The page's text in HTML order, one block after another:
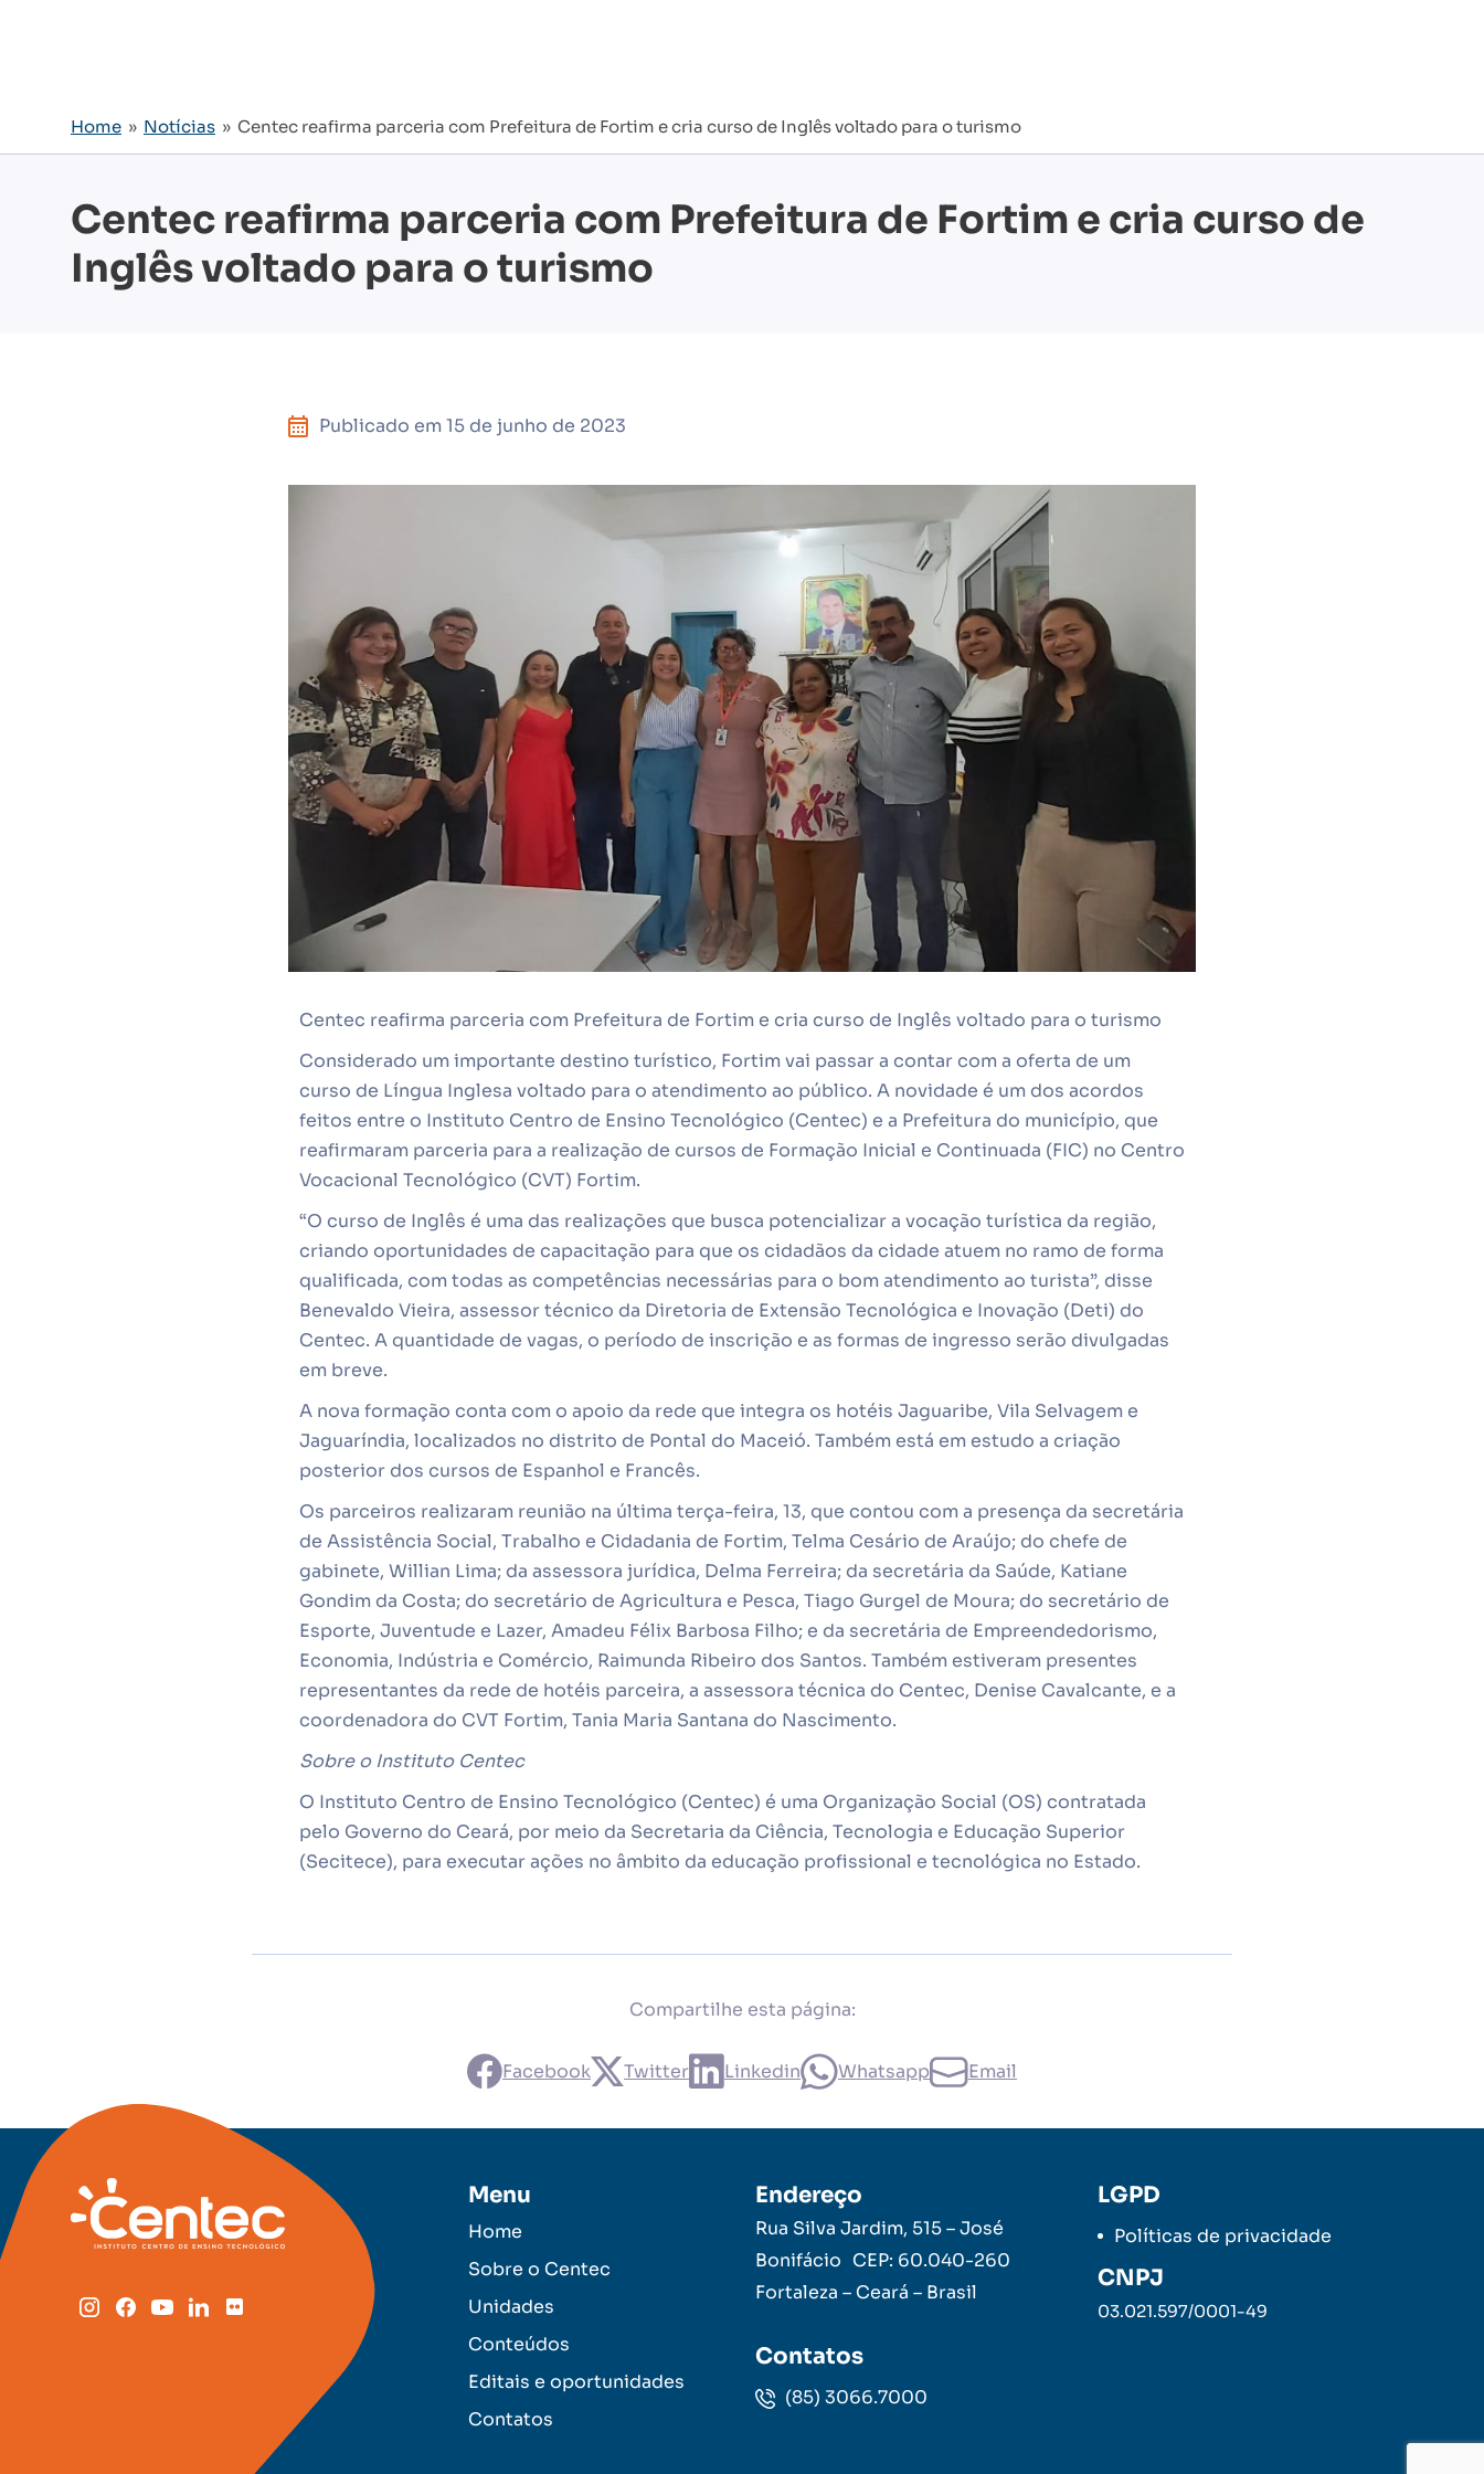
Home » Notícias » Centec reafirma parceria com Prefeitura de Fortim e cria curso de Inglês voltado para o turismo
Centec reafirma parceria com Prefeitura de Fortim e cria curso de
Inglês voltado para o turismo
Publicado em 15 de junho de 2023
Centec reafirma parceria com Prefeitura de Fortim e cria curso de Inglês voltado para o turismo
Considerado um importante destino turístico, Fortim vai passar a contar com a oferta de um
curso de Língua Inglesa voltado para o atendimento ao público. A novidade é um dos acordos
feitos entre o Instituto Centro de Ensino Tecnológico (Centec) e a Prefeitura do município, que
reafirmaram parceria para a realização de cursos de Formação Inicial e Continuada (FIC) no Centro
Vocacional Tecnológico (CVT) Fortim.
“O curso de Inglês é uma das realizações que busca potencializar a vocação turística da região,
criando oportunidades de capacitação para que os cidadãos da cidade atuem no ramo de forma
qualificada, com todas as competências necessárias para o bom atendimento ao turista”, disse
Benevaldo Vieira, assessor técnico da Diretoria de Extensão Tecnológica e Inovação (Deti) do
Centec. A quantidade de vagas, o período de inscrição e as formas de ingresso serão divulgadas
em breve.
A nova formação conta com o apoio da rede que integra os hotéis Jaguaribe, Vila Selvagem e
Jaguaríndia, localizados no distrito de Pontal do Maceió. Também está em estudo a criação
posterior dos cursos de Espanhol e Francês.
Os parceiros realizaram reunião na última terça-feira, 13, que contou com a presença da secretária
de Assistência Social, Trabalho e Cidadania de Fortim, Telma Cesário de Araújo; do chefe de
gabinete, Willian Lima; da assessora jurídica, Delma Ferreira; da secretária da Saúde, Katiane
Gondim da Costa; do secretário de Agricultura e Pesca, Tiago Gurgel de Moura; do secretário de
Esporte, Juventude e Lazer, Amadeu Félix Barbosa Filho; e da secretária de Empreendedorismo,
Economia, Indústria e Comércio, Raimunda Ribeiro dos Santos. Também estiveram presentes
representantes da rede de hotéis parceira, a assessora técnica do Centec, Denise Cavalcante, e a
coordenadora do CVT Fortim, Tania Maria Santana do Nascimento.
Sobre o Instituto Centec
O Instituto Centro de Ensino Tecnológico (Centec) é uma Organização Social (OS) contratada
pelo Governo do Ceará, por meio da Secretaria da Ciência, Tecnologia e Educação Superior
(Secitece), para executar ações no âmbito da educação profissional e tecnológica no Estado.
Compartilhe esta página:
Facebook Twitter Linkedin Whatsapp Email
Menu
Home
Sobre o Centec
Unidades
Conteúdos
Editais e oportunidades
Contatos
Endereço
Rua Silva Jardim, 515 – José
Bonifácio CEP: 60.040-260
Fortaleza – Ceará – Brasil
Contatos
(85) 3066.7000
LGPD
Políticas de privacidade
CNPJ
03.021.597/0001-49